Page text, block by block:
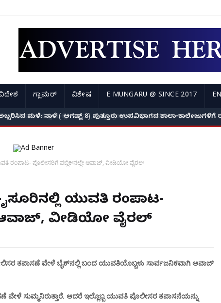
ಗ್ಲಾಮರ್ ವಿಶೇಷ E MUNGARU @ SINCE 2017
ಮಳೆ: ನಾಳೆ ( ಆಗಷ್ಟ್ 8) ಪುತ್ತೂರು ಉಪವಿಭಾಗದ ಶಾಲಾ-
ರಂಪಾಟ- ಪೊಲೀಸರಿಗೆ ಪಬ್ಲಿಕ್‌ನಲ್ಲೇ ಆವಾಜ್, ವೀಡಿಯೋ ವೈರಲ್
ಮೈಸೂರಿನಲ್ಲಿ ಯುವತಿ ರಂಪಾಟ-
ಆವಾಜ್, ವೀಡಿಯೋ ವೈರಲ್
ತಪಾಸಣೆ ವೇಳೆ ಬೈಕ್‌ನಲ್ಲಿ ಬಂದ ಯುವತಿಯೊಬ್ಬಳು ಸಾರ್ವಜನಿಕವಾಗಿ ಆವಾಜ್
ವೇಳೆ ಸುಮ್ಮನಿರುತ್ತಾರೆ. ಆದರೆ ಇಲ್ಲೊಬ್ಬ ಯುವತಿ ಪೊಲೀಸರ ತಪಾಸನೆಯನ್ನು